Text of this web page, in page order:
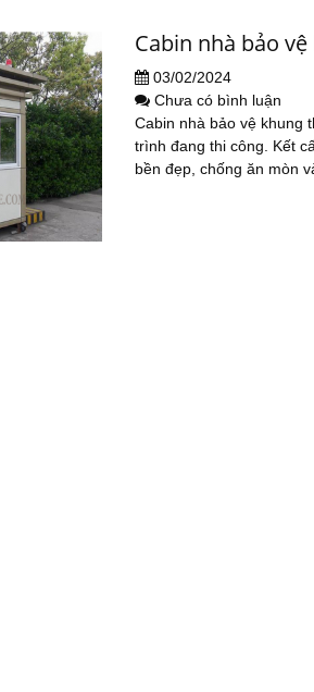
Cabin nhà bảo
03/02/2024
Chưa có bình luận
Cabin nhà bảo vệ khung
trình đang thi công. Kết
bền đẹp, chống ăn mòn